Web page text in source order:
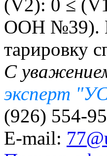
(V2): 0 ≤
ООН №39). В
тарировку
С
эксперт
(926) 554-
E-mail: